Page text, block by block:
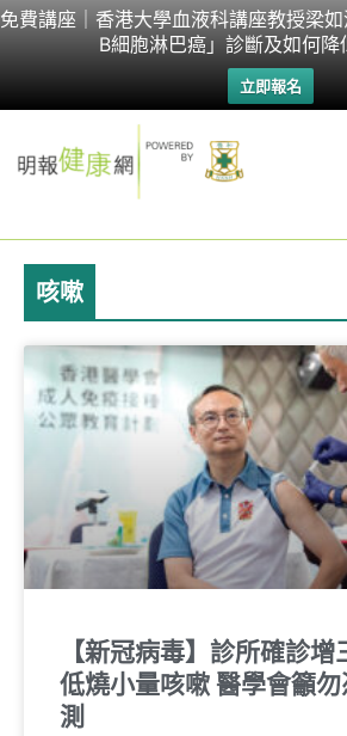
免費講座｜香港大學血液科講座教授梁
B細胞淋巴癌」診斷及如何降
立即報名
Skip
咳嗽
【新冠病毒】診所確診增
低燒小量咳嗽 醫學會籲
測
PagePagePage